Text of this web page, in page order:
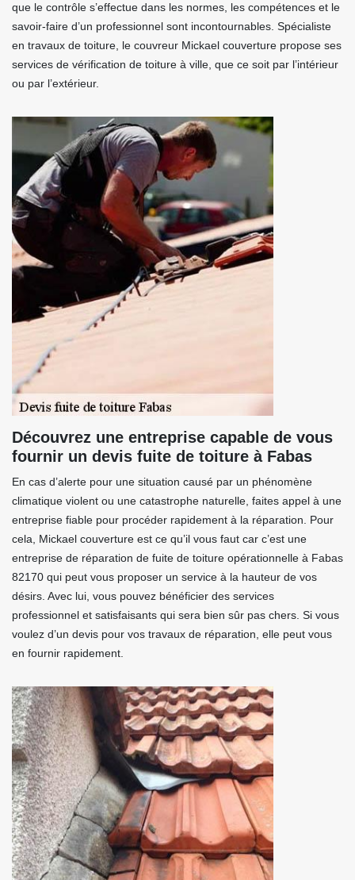
que le contrôle s’effectue dans les normes, les compétences et le
savoir-faire d’un professionnel sont incontournables. Spécialiste
en travaux de toiture, le couvreur Mickael couverture propose ses
services de vérification de toiture à ville, que ce soit par l’intérieur
ou par l’extérieur.
Découvrez une entreprise capable de vous
fournir un devis fuite de toiture à Fabas
En cas d’alerte pour une situation causé par un phénomène
climatique violent ou une catastrophe naturelle, faites appel à une
entreprise fiable pour procéder rapidement à la réparation. Pour
cela, Mickael couverture est ce qu’il vous faut car c’est une
entreprise de réparation de fuite de toiture opérationnelle à Fabas
82170 qui peut vous proposer un service à la hauteur de vos
désirs. Avec lui, vous pouvez bénéficier des services
professionnel et satisfaisants qui sera bien sûr pas chers. Si vous
voulez d’un devis pour vos travaux de réparation, elle peut vous
en fournir rapidement.